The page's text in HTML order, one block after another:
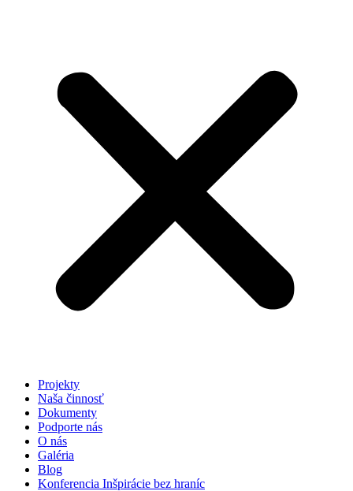
Projekty
Naša činnosť
Dokumenty
Podporte nás
O nás
Galéria
Blog
Konferencia Inšpirácie bez hraníc